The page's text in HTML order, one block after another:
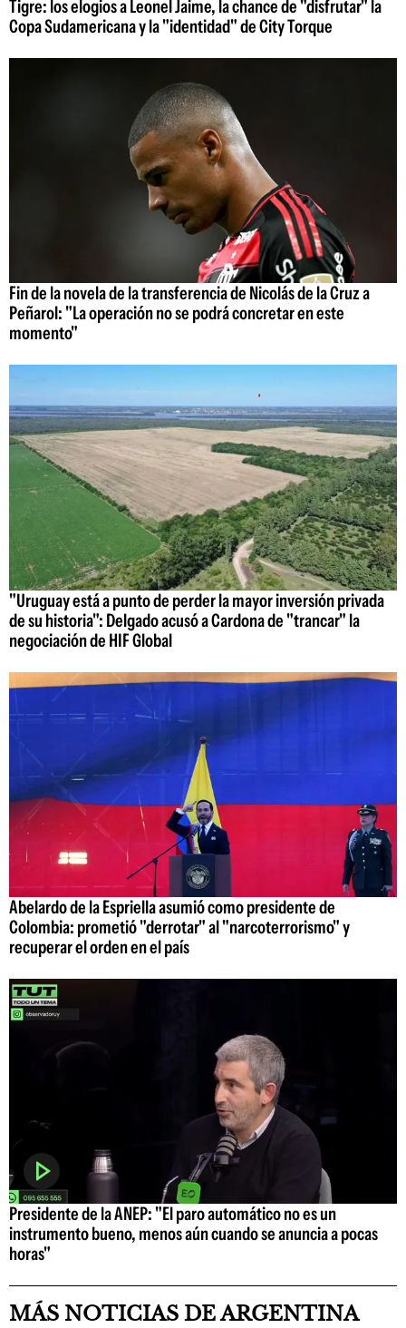
Tigre: los elogios a Leonel Jaime, la chance de "disfrutar" la
Copa Sudamericana y la "identidad" de City Torque
Fin de la novela de la transferencia de Nicolás de la Cruz a
Peñarol: "La operación no se podrá concretar en este
momento"
"Uruguay está a punto de perder la mayor inversión privada
de su historia": Delgado acusó a Cardona de "trancar" la
negociación de HIF Global
Abelardo de la Espriella asumió como presidente de
Colombia: prometió "derrotar" al "narcoterrorismo" y
recuperar el orden en el país
Presidente de la ANEP: "El paro automático no es un
instrumento bueno, menos aún cuando se anuncia a pocas
horas"
MÁS NOTICIAS DE ARGENTINA